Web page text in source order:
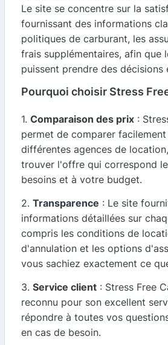
Le site se concentre sur la
fournissant des informations
politiques de carburant, les
frais supplémentaires, afin que
puissent prendre des décisions
Pourquoi choisir Stress
1. Comparaison des prix :
permet de comparer
différentes agences de
trouver l'offre qui correspond
besoins et à votre budget.
2. Transparence : Le site
informations détaillées sur
compris les conditions de
d'annulation et les options
vous sachiez exactement ce
3. Service client : Stress Free
reconnu pour son excellent
répondre à toutes vos
en cas de besoin.